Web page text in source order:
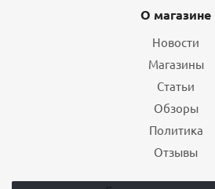
О магазине
Новости
Магазины
Статьи
Обзоры
Политика
Отзывы